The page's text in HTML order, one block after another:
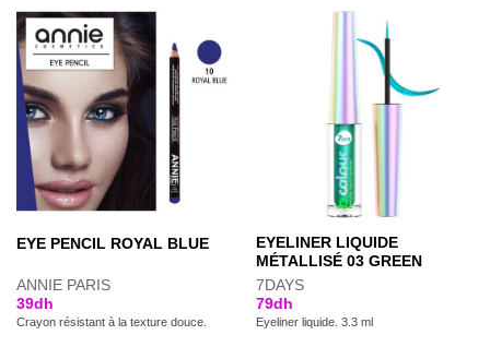
EYE PENCIL ROYAL BLUE
ANNIE PARIS
39dh
Crayon résistant à la texture douce.
EYELINER LIQUIDE
MÉTALLISÉ 03 GREEN
7DAYS
79dh
Eyeliner liquide. 3.3 ml